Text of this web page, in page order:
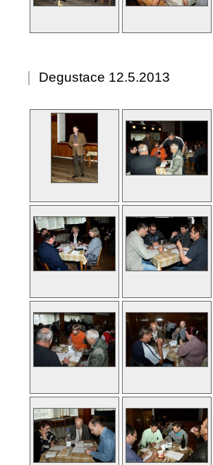
Degustace 12.5.2013